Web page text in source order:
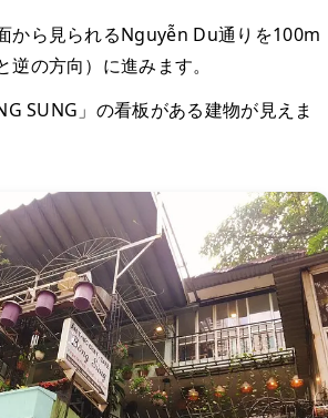
から見られるNguyễn Du通りを100m
の方向）に進みます。
SUNG」の看板がある建物が見えま